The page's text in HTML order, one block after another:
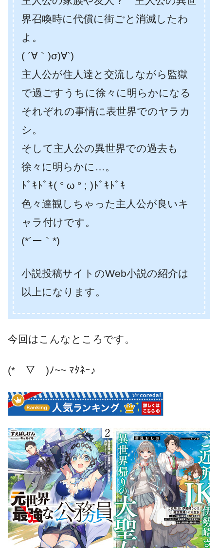
界召喚時に代償に街ごと消滅したわ
よ。
( ´∀｀)σ)∀`)
主人公が住人達と交流しながら監獄
で過ごすうちに徐々に明らかになる
それぞれの事情に表世界でのヤラカ
シ。
そして主人公の異世界での過去も
徐々に明らかに…。
ﾄﾞｷﾄﾞｷ( ° ω ° ; )ﾄﾞｷﾄﾞｷ
色々達観しちゃった主人公が良いキ
ャラ付けです。
(*´ー｀*)
小説投稿サイトのWeb小説の紹介は
以上になります。
今回はこんなところです。
(*￣▽￣)ﾉ~~ ﾏﾀﾈｰ♪